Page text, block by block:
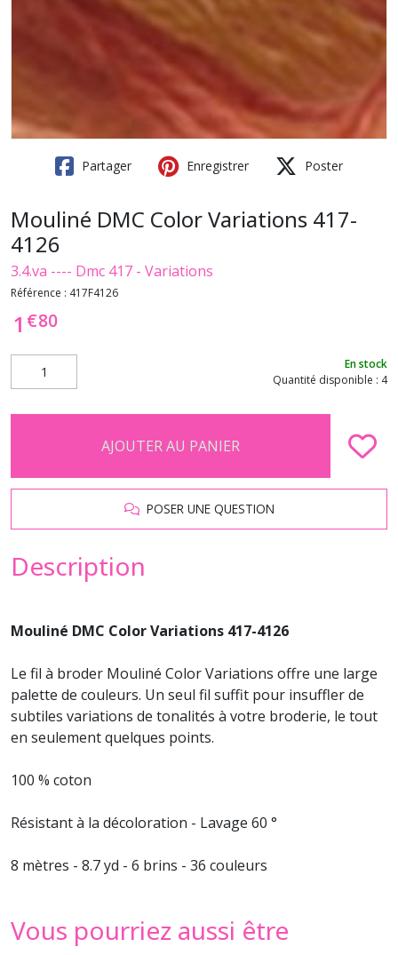
Partager Enregistrer Poster
Mouliné DMC Color Variations 417-
4126
3.4.va ---- Dmc 417 - Variations
Référence : 417F4126
1 €80
En stock
Quantité disponible : 4
AJOUTER AU PANIER
POSER UNE QUESTION
Description
Mouliné DMC Color Variations 417-4126
Le fil à broder Mouliné Color Variations offre une large
palette de couleurs. Un seul fil suffit pour insuffler de
subtiles variations de tonalités à votre broderie, le tout
en seulement quelques points.
100 % coton
Résistant à la décoloration - Lavage 60 °
8 mètres - 8.7 yd - 6 brins - 36 couleurs
Vous pourriez aussi être